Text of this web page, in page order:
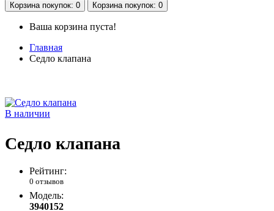
Корзинапокупок: 0 Корзинапокупок: 0
Ваша корзина пуста!
Главная
Седло клапана
В наличии
Седло клапана
Рейтинг:
0 отзывов
Модель:
3940152